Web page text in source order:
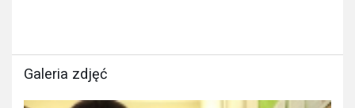
Galeria zdjęć